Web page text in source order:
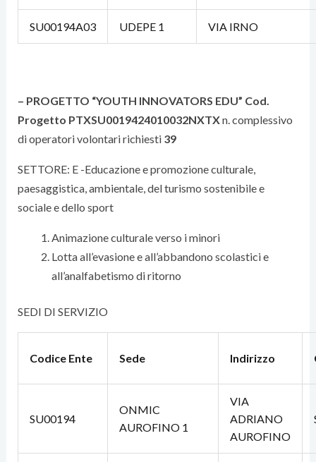
SU00194A03 UDEPE 1 VIA IRNO
– PROGETTO “YOUTH INNOVATORS EDU” Cod.
Progetto PTXSU0019424010032NXTXn. complessivo
di operatori volontari richiesti39
SETTORE: E -Educazione e promozione culturale,
paesaggistica, ambientale, del turismo sostenibile e
sociale e dello sport
Animazione culturale verso i minori
Lotta all’evasione e all’abbandono scolastici e
all’analfabetismo di ritorno
SEDI DI SERVIZIO
Codice Ente Sede Indirizzo
SU00194
ONMIC
AUROFINO 1
VIA
ADRIANO
AUROFINO